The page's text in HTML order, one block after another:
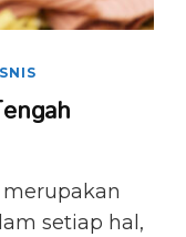
merupakan
setiap hal,